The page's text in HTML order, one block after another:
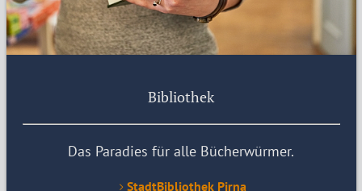
Bibliothek
Das Paradies für alle Bücherwürmer.
StadtBibliothek Pirna